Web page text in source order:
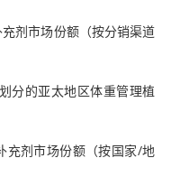
剂市场份额（按分销渠道
分的亚太地区体重管理植
充剂市场份额（按国家/地